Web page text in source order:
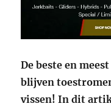
De beste en
blijven
vissen! In dit